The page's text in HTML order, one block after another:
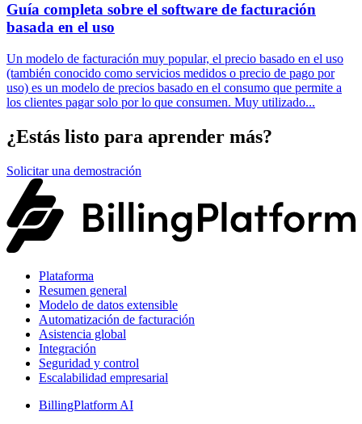
Guía completa sobre el software de facturación
basada en el uso
Un modelo de facturación muy popular, el precio basado en el uso
(también conocido como servicios medidos o precio de pago por
uso) es un modelo de precios basado en el consumo que permite a
los clientes pagar solo por lo que consumen. Muy utilizado...
¿Estás listo para aprender más?
Solicitar una demostración
Plataforma
Resumen general
Modelo de datos extensible
Automatización de facturación
Asistencia global
Integración
Seguridad y control
Escalabilidad empresarial
BillingPlatform AI